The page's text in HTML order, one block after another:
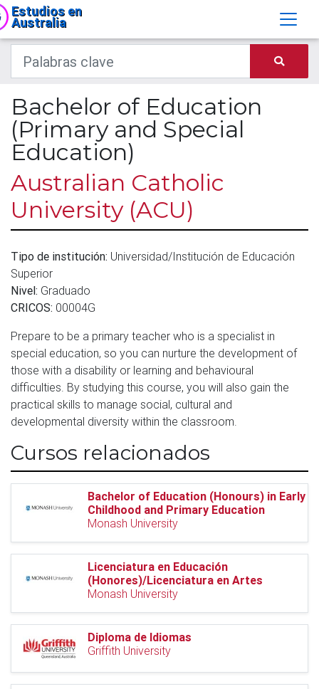
Estudios en
Australia
Bachelor of Education
(Primary and Special
Education)
Australian Catholic
University (ACU)
Tipo de institución: Universidad/Institución de Educación
Superior
Nivel: Graduado
CRICOS: 00004G
Prepare to be a primary teacher who is a specialist in
special education, so you can nurture the development of
those with a disability or learning and behavioural
difficulties. By studying this course, you will also gain the
practical skills to manage social, cultural and
developmental diversity within the classroom.
Cursos relacionados
Bachelor of Education (Honours) in Early
Childhood and Primary Education
Monash University
Licenciatura en Educación
(Honores)/Licenciatura en Artes
Monash University
Diploma de Idiomas
Griffith University